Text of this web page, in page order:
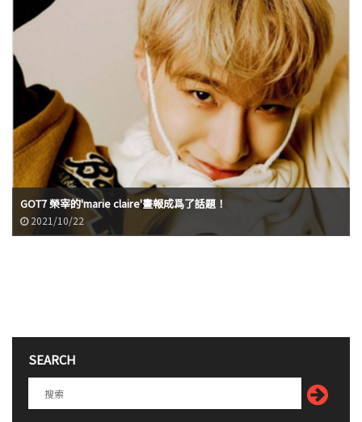
GOT7 榮宰的'marie claire'畫報成爲了話題！
2021/10/22
SEARCH